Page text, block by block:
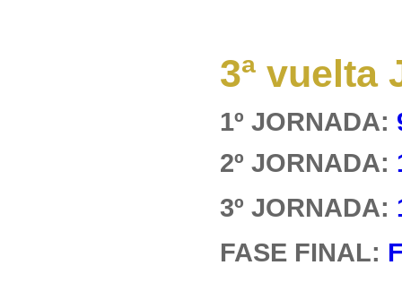
3ª vuelta
1º JORNADA:
2º JORNADA:
3º JORNADA:
FASE FINAL: